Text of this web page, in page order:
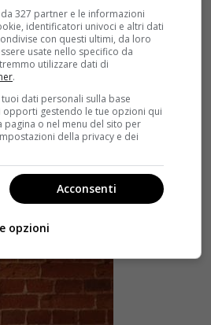
327 partner e le informazioni
identificatori univoci e altri dati
con questi ultimi, da loro
usate nello specifico da
utilizzare dati di
.
dati personali sulla base
gestendo le tue opzioni qui
pagina o nel menu del sito per
della privacy e dei
Acconsenti
opzioni